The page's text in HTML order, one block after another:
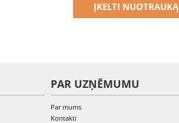
ĮKELTI NUOTRAUKĄ
PAR UZŅĒMUMU
Par mums
Kontakti